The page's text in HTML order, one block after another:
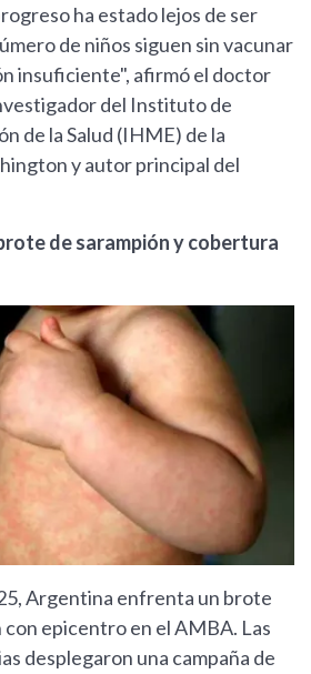
ha estado lejos de ser
de niños siguen sin vacunar
insuficiente", afirmó el doctor
del Instituto de
de la Salud (IHME) de la
y autor principal del
de sarampión y cobertura
Argentina enfrenta un brote
epicentro en el AMBA. Las
desplegaron una campaña de